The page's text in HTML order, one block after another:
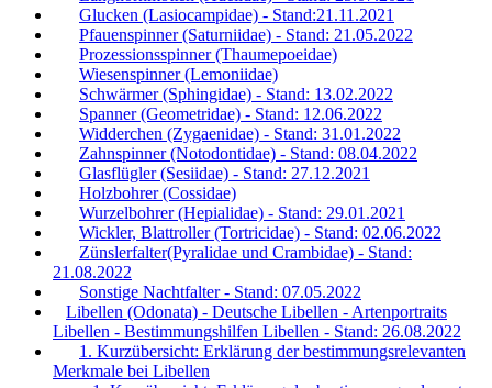
Glucken (Lasiocampidae) - Stand:21.11.2021
Pfauenspinner (Saturniidae) - Stand: 21.05.2022
Prozessionsspinner (Thaumepoeidae)
Wiesenspinner (Lemoniidae)
Schwärmer (Sphingidae) - Stand: 13.02.2022
Spanner (Geometridae) - Stand: 12.06.2022
Widderchen (Zygaenidae) - Stand: 31.01.2022
Zahnspinner (Notodontidae) - Stand: 08.04.2022
Glasflügler (Sesiidae) - Stand: 27.12.2021
Holzbohrer (Cossidae)
Wurzelbohrer (Hepialidae) - Stand: 29.01.2021
Wickler, Blattroller (Tortricidae) - Stand: 02.06.2022
Zünslerfalter(Pyralidae und Crambidae) - Stand:
21.08.2022
Sonstige Nachtfalter - Stand: 07.05.2022
Libellen (Odonata) - Deutsche Libellen - Artenportraits
Libellen - Bestimmungshilfen Libellen - Stand: 26.08.2022
1. Kurzübersicht: Erklärung der bestimmungsrelevanten
Merkmale bei Libellen